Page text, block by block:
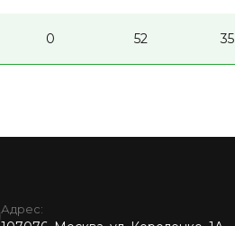
0 52 35
Адрес: